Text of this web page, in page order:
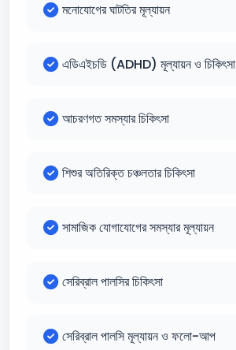
মনোযোগের ঘাটতির মূল্যায়ন
এডিএইচডি (ADHD) মূল্যায়ন ও চিকিৎসা
আচরণগত সমস্যার চিকিৎসা
শিশুর অতিরিক্ত চঞ্চলতার চিকিৎসা
সামাজিক যোগাযোগের সমস্যার মূল্যায়ন
সেরিব্রাল পালসির চিকিৎসা
সেরিব্রাল পালসি মূল্যায়ন ও ফলো-আপ